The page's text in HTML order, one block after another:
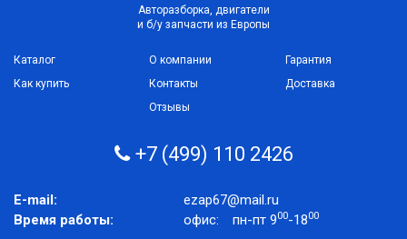
Авторазборка, двигатели
и б/у запчасти из Европы
Каталог
Как купить
О компании
Контакты
Отзывы
Гарантия
Доставка
+7 (499) 110 2426
E-mail:
ezap67@mail.ru
Время работы:
офис: пн-пт 900-1800